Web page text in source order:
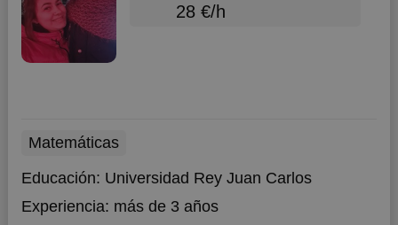
28 €/h
Matemáticas
Educación: Universidad Rey Juan Carlos
Experiencia: más de 3 años